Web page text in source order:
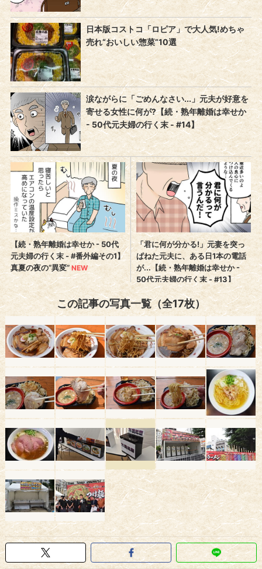
この記事の写真一覧（全17枚）